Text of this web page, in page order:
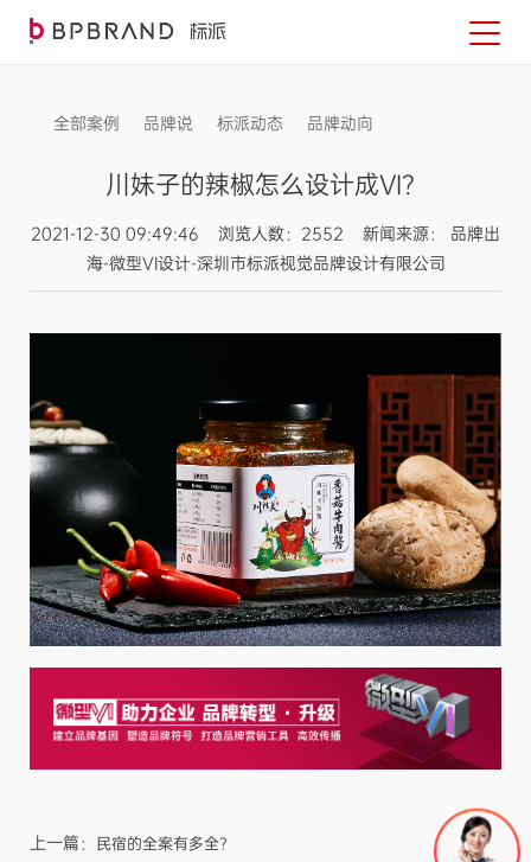
全部案例 品牌说 标派动态 品牌动向
川妹子的辣椒怎么设计成VI？
2021-12-30 09:49:46 浏览人数：2552 新闻来源： 品牌出
海-微型VI设计-深圳市标派视觉品牌设计有限公司
上一篇： 民宿的全案有多全？